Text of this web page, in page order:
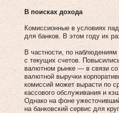
В поисках дохода
Комиссионные в условиях
для банков. В этом году их
В частности, по
с текущих счетов.
валютном рынке — в связи со
валютной выручки
комиссий может вырасти по
кассового обслуживания и
Однако на фоне
на банковский сервис для